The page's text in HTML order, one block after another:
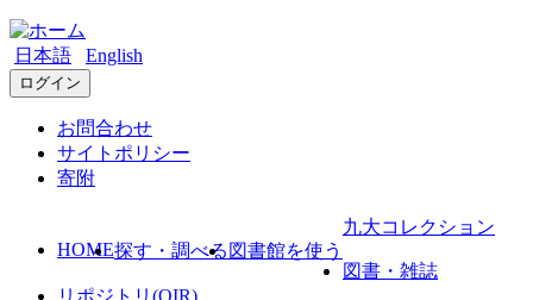
日本語 English
ログイン
お問合わせ
サイトポリシー
寄附
HOME探す・調べる 図書館を使う
九大コレクション
図書・雑誌
リポジトリ(QIR)